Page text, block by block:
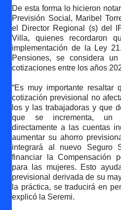
De esta forma lo hicieron
Previsión Social, Maribel
el Director Regional (s) del
Villa, quienes recordaron
implementación de la Ley
Pensiones, se considera
cotizaciones entre los años
“Es muy importante resaltar
cotización previsional no
los y las trabajadoras y que
que se incrementa, un
directamente a las cuentas
aumentar su ahorro
integrará al nuevo Seguro
financiar la Compensación
para las mujeres. Esto
previsional derivada de su
la práctica, se traducirá en
explicó la Seremi.